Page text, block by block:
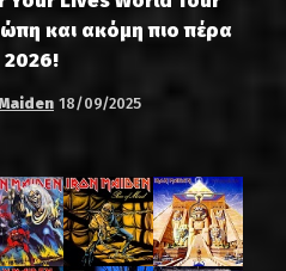
και ακόμη πιο πέρα
2026!
18/09/2025